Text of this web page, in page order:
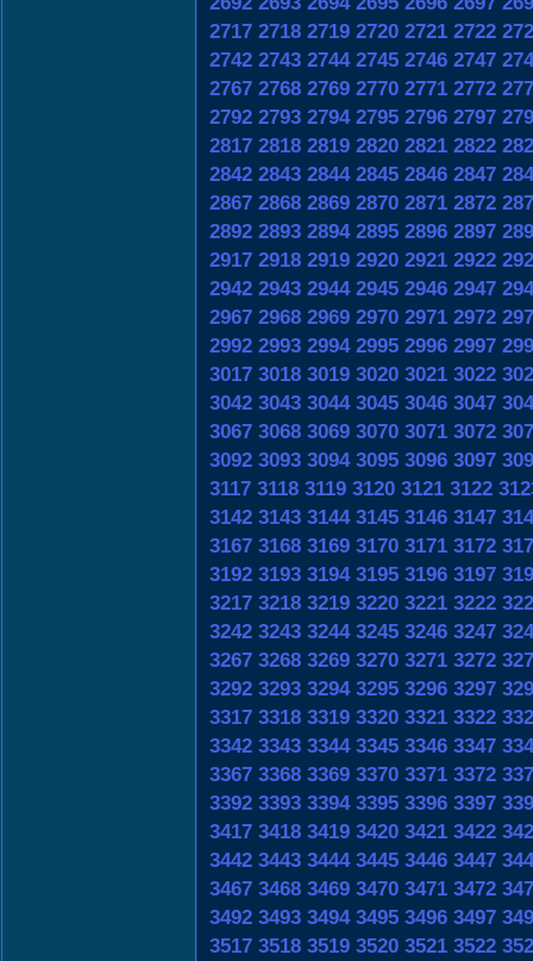
2717 2718 2719 2720 2721 2722
2742 2743 2744 2745 2746 2747
2767 2768 2769 2770 2771 2772
2792 2793 2794 2795 2796 2797
2817 2818 2819 2820 2821 2822
2842 2843 2844 2845 2846 2847
2867 2868 2869 2870 2871 2872
2892 2893 2894 2895 2896 2897
2917 2918 2919 2920 2921 2922
2942 2943 2944 2945 2946 2947
2967 2968 2969 2970 2971 2972
2992 2993 2994 2995 2996 2997
3017 3018 3019 3020 3021 3022
3042 3043 3044 3045 3046 3047
3067 3068 3069 3070 3071 3072
3092 3093 3094 3095 3096 3097
3117 3118 3119 3120 3121 3122
3142 3143 3144 3145 3146 3147
3167 3168 3169 3170 3171 3172
3192 3193 3194 3195 3196 3197
3217 3218 3219 3220 3221 3222
3242 3243 3244 3245 3246 3247
3267 3268 3269 3270 3271 3272
3292 3293 3294 3295 3296 3297
3317 3318 3319 3320 3321 3322
3342 3343 3344 3345 3346 3347
3367 3368 3369 3370 3371 3372
3392 3393 3394 3395 3396 3397
3417 3418 3419 3420 3421 3422
3442 3443 3444 3445 3446 3447
3467 3468 3469 3470 3471 3472
3492 3493 3494 3495 3496 3497
3517 3518 3519 3520 3521 3522